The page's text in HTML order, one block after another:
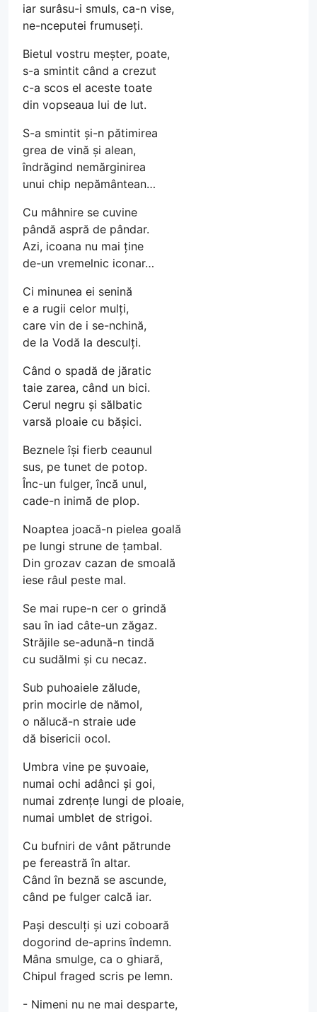
iar surâsu-i smuls, ca-n vise,
ne-nceputei frumuseți.
Bietul vostru meșter, poate,
s-a smintit când a crezut
c-a scos el aceste toate
din vopseaua lui de lut.
S-a smintit și-n pătimirea
grea de vină și alean,
îndrăgind nemărginirea
unui chip nepământean…
Cu mâhnire se cuvine
pândă aspră de pândar.
Azi, icoana nu mai ține
de-un vremelnic iconar…
Ci minunea ei senină
e a rugii celor mulți,
care vin de i se-nchină,
de la Vodă la desculți.
Când o spadă de jăratic
taie zarea, când un bici.
Cerul negru și sălbatic
varsă ploaie cu bășici.
Beznele își fierb ceaunul
sus, pe tunet de potop.
Înc-un fulger, încă unul,
cade-n inimă de plop.
Noaptea joacă-n pielea goală
pe lungi strune de țambal.
Din grozav cazan de smoală
iese râul peste mal.
Se mai rupe-n cer o grindă
sau în iad câte-un zăgaz.
Străjile se-adună-n tindă
cu sudălmi și cu necaz.
Sub puhoaiele zălude,
prin mocirle de nămol,
o nălucă-n straie ude
dă bisericii ocol.
Umbra vine pe șuvoaie,
numai ochi adânci și goi,
numai zdrențe lungi de ploaie,
numai umblet de strigoi.
Cu bufniri de vânt pătrunde
pe fereastră în altar.
Când în beznă se ascunde,
când pe fulger calcă iar.
Pași desculți și uzi coboară
dogorind de-aprins îndemn.
Mâna smulge, ca o ghiară,
Chipul fraged scris pe lemn.
- Nimeni nu ne mai desparte,